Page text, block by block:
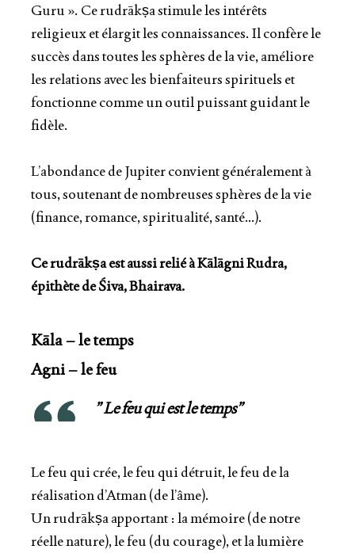
Guru ». Ce rudrākṣa stimule les intérêts
religieux et élargit les connaissances. Il confère le
succès dans toutes les sphères de la vie, améliore
les relations avec les bienfaiteurs spirituels et
fonctionne comme un outil puissant guidant le
fidèle.
L’abondance de Jupiter convient généralement à
tous, soutenant de nombreuses sphères de la vie
(finance, romance, spiritualité, santé…).
Ce rudrākṣa est aussi relié à Kālāgni Rudra,
épithète de Śiva, Bhairava.
Kāla – le temps
Agni – le feu
” Le feu qui est le temps”
Le feu qui crée, le feu qui détruit, le feu de la
réalisation d’Atman (de l’âme).
Un rudrākṣa apportant : la mémoire (de notre
réelle nature), le feu (du courage), et la lumière